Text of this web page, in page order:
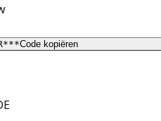
Code kopiëren